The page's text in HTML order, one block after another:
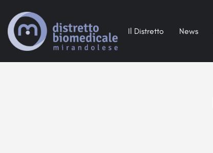
Il Distretto News